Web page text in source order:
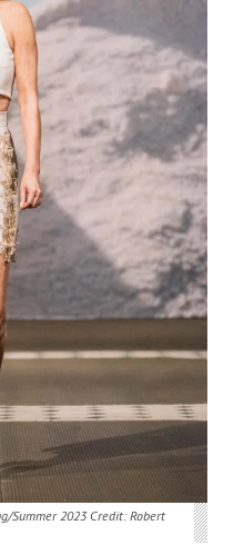
Summer 2023 Credit: Robert